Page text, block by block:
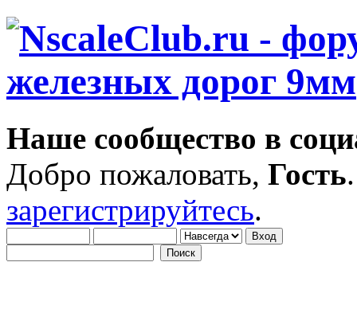
Наше сообщество в
Добро пожаловать, Гость
зарегистрируйтесь.